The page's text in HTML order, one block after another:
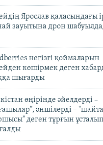
Ярослав қаласындағы
зауытына дрон
негізгі қоймаларын
көшірмек деген
шығарды
өңірінде әйелдерді –
әншілерді –
деген тұрғын